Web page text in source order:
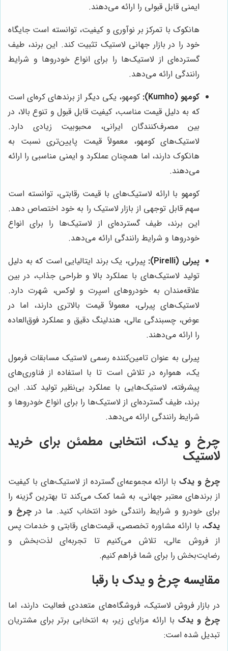
ایمنی قابل قبولی را ارائه می‌دهند.
هانکوک با تمرکز بر نوآوری و کیفیت، توانسته است جایگاه
خود را در بازار جهانی لاستیک تثبیت کند. این برند، طیف
گسترده‌ای از لاستیک‌ها را برای انواع خودروها و شرایط
رانندگی ارائه می‌دهد.
کومهو (Kumho):
کومهو، یکی دیگر از برندهای کره‌ای است
که به دلیل قیمت مناسب، کیفیت قابل قبول و تنوع بالا، در
بین مصرف‌کنندگان ایرانی، محبوبیت زیادی دارد.
لاستیک‌های کومهو، معمولاً قیمت پایین‌تری نسبت به
هانکوک دارند، اما همچنان عملکرد و ایمنی مناسبی را ارائه
می‌دهند.
کومهو با ارائه لاستیک‌های با قیمت رقابتی، توانسته است
سهم قابل توجهی از بازار لاستیک را به خود اختصاص دهد.
این برند، طیف گسترده‌ای از لاستیک‌ها را برای انواع
خودروها و شرایط رانندگی ارائه می‌دهد.
پیرلی (Pirelli):
پیرلی، یک برند ایتالیایی است که به دلیل
تولید لاستیک‌های با عملکرد بالا و طراحی جذاب، در بین
علاقه‌مندان به خودروهای اسپرت و لوکس، شهرت دارد.
لاستیک‌های پیرلی، معمولاً قیمت بالاتری دارند، اما در
عوض، چسبندگی عالی، هندلینگ دقیق و عملکرد فوق‌العاده
را ارائه می‌دهند.
پیرلی به عنوان تامین‌کننده رسمی لاستیک مسابقات فرمول
یک، همواره در تلاش است تا با استفاده از فناوری‌های
پیشرفته، لاستیک‌هایی با عملکرد بی‌نظیر تولید کند. این
برند، طیف گسترده‌ای از لاستیک‌ها را برای انواع خودروها و
شرایط رانندگی ارائه می‌دهد.
چرخ و یدک، انتخابی مطمئن برای خرید
لاستیک
چرخ و یدکبا ارائه مجموعه‌ای گسترده از لاستیک‌های با کیفیت
از برندهای معتبر جهانی، به شما کمک می‌کند تا بهترین گزینه را
برای خودرو و شرایط رانندگی خود انتخاب کنید. ما درچرخ و
یدک، با ارائه مشاوره تخصصی، قیمت‌های رقابتی و خدمات پس
از فروش عالی، تلاش می‌کنیم تا تجربه‌ای لذت‌بخش و
رضایت‌بخش را برای شما فراهم کنیم.
مقایسه چرخ و یدک با رقبا
در بازار فروش لاستیک، فروشگاه‌های متعددی فعالیت دارند، اما
چرخ و یدک با ارائه مزایای زیر، به انتخابی برتر برای مشتریان
تبدیل شده است: